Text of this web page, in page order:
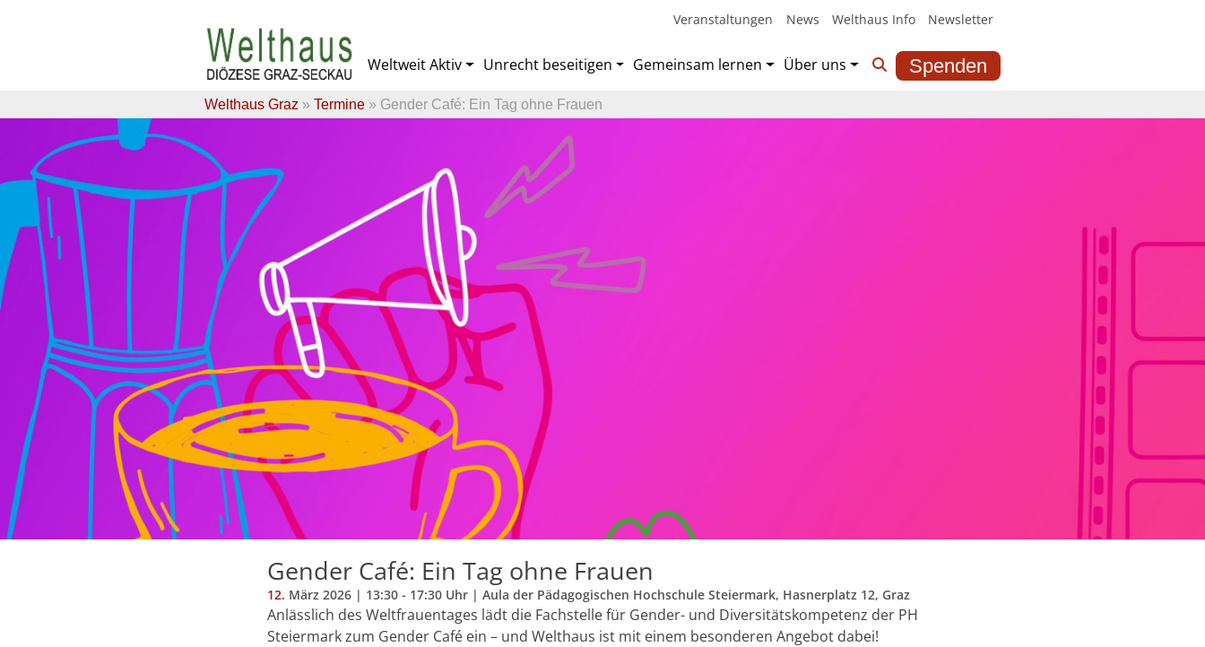
Veranstaltungen News Welthaus Info Newsletter
Weltweit Aktiv Unrecht beseitigen Gemeinsam lernen Über uns Spenden
Welthaus Graz »Termine » Gender Café: Ein Tag ohne Frauen
Gender Café: Ein Tag ohne Frauen
12. März 2026 | 13:30 - 17:30 Uhr | Aula der Pädagogischen Hochschule Steiermark, Hasnerplatz 12, Graz
Anlässlich des Weltfrauentages lädt die Fachstelle für Gender- und Diversitätskompetenz der PH
Steiermark zum Gender Café ein – und Welthaus ist mit einem besonderen Angebot dabei!